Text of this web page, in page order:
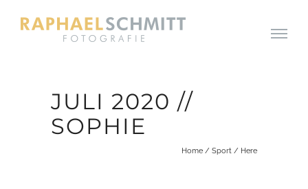
JULI 2020 //
SOPHIE
Home / Sport / Here